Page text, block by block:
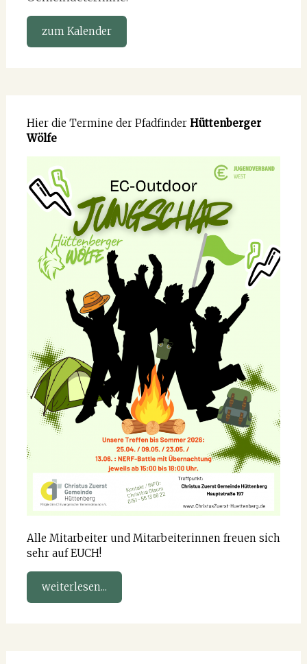
zum Kalender
Hier die Termine der Pfadfinder Hüttenberger
Wölfe
Alle Mitarbeiter und Mitarbeiterinnen freuen sich
sehr auf EUCH!
weiterlesen...